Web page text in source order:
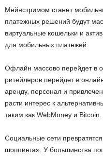
Мейнстримом станет
платежных решений будут
виртуальные кошельки и
для мобильных платежей.
Офлайн массово перейдет в
ритейлеров перейдет в
аренду, персонал и
расти интерес к
таким как WebMoney и Bitcoin.
Социальные сети
шоппинга». У большинства